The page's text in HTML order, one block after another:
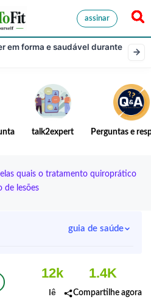
assinar
em forma e saudável durante
talk2expert Perguntas e
quais o tratamento quiroprático
de lesões
guia de saúde
12k
lê
1.4K
Compartilhe agora